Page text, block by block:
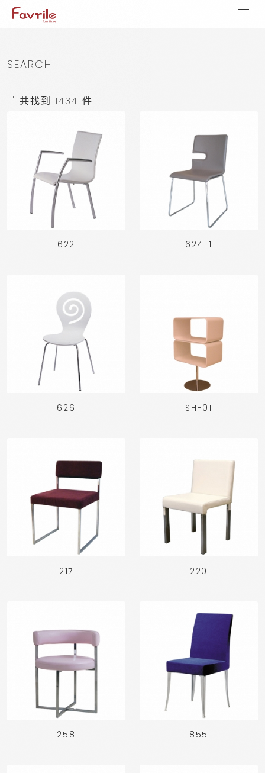
SEARCH
"" 共找到 1434 件
622 624-1
626 SH-01
217 220
258 855